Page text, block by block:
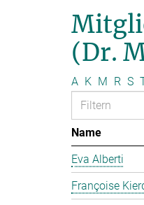
(Dr.
A K M R S
Name
Eva Alberti
Françoise